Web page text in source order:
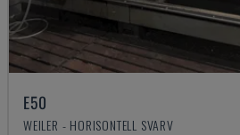
E50
WEILER - HORISONTELL SVARV